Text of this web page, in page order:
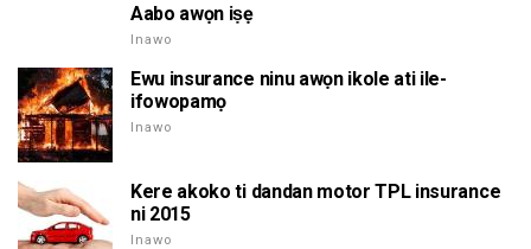
Aabo awọn iṣẹ
Inawo
Ewu insurance ninu awọn ikole ati ile-
ifowopamọ
Inawo
Kere akoko ti dandan motor TPL insurance
ni 2015
Inawo